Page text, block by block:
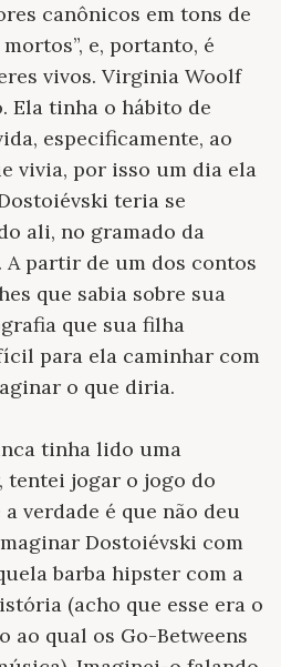
canônicos em tons de
e, portanto, é
vivos. Virginia Woolf
Ela tinha o hábito de
especificamente, ao
vivia, por isso um dia ela
teria se
ali, no gramado da
partir de um dos contos
que sabia sobre sua
que sua filha
para ela caminhar com
o que diria.
tinha lido uma
jogar o jogo do
a verdade é que não deu
Dostoiévski com
barba hipster com a
(acho que esse era o
ao qual os Go-Betweens